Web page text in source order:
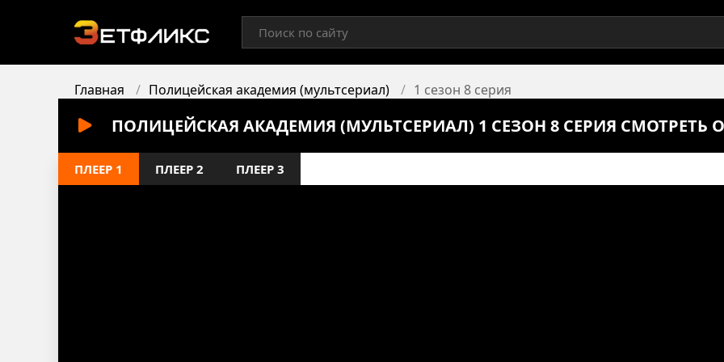
Главная Полицейская академия (мультсериал) 1 сезон 8 серия
ПОЛИЦЕЙСКАЯ АКАДЕМИЯ (МУЛЬТСЕРИАЛ) 1 СЕЗОН 8 СЕРИЯ СМОТРЕТЬ
ПЛЕЕР 1 ПЛЕЕР 2 ПЛЕЕР 3